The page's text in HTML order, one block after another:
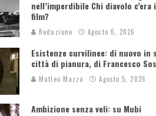
nell’imperdibile Chi diavolo c’era
film?
Redazione Agosto 6, 2026
Esistenze curvilinee: di nuovo in
città di pianura, di Francesco
Matteo Mazza Agosto 5, 2026
Ambizione senza veli: su Mubi